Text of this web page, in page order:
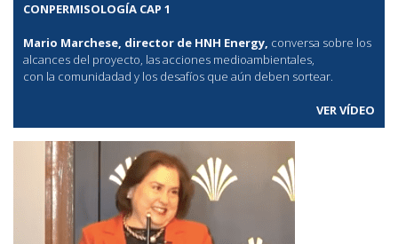
CONPERMISOLOGÍA CAP 1
Mario Marchese, director de HNH Energy, conversa sobre los
alcances del proyecto, las acciones medioambientales,
con la comunidadad y los desafíos que aún deben sortear.
VER VÍDEO